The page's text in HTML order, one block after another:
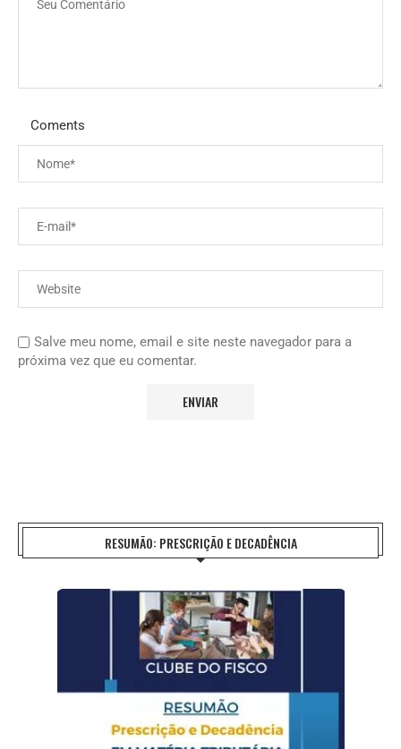
Coments
Salve meu nome, email e site neste navegador para a
próxima vez que eu comentar.
RESUMÃO: PRESCRIÇÃO E DECADÊNCIA